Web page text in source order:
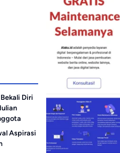
Sinergi, Pengurus AMJ
dengan Kajati
Diri
Aspirasi